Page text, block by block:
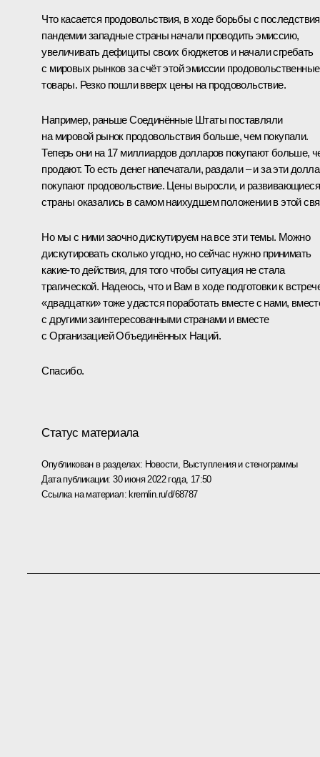
Что касается продовольствия, в ходе борьбы с
пандемии западные страны начали проводить эмиссию,
увеличивать дефициты своих бюджетов и начали сгребать
с мировых рынков за счёт этой эмиссии продовольственные
товары. Резко пошли вверх цены на продовольствие.
Например, раньше Соединённые Штаты поставляли
на мировой рынок продовольствия больше, чем покупали.
Теперь они на 17 миллиардов долларов покупают больше,
продают. То есть денег напечатали, раздали ‒ и за эти
покупают продовольствие. Цены выросли, и развивающиеся
страны оказались в самом наихудшем положении в этой
Но мы с ними заочно дискутируем на все эти темы. Можно
дискутировать сколько угодно, но сейчас нужно принимать
какие-то действия, для того чтобы ситуация не стала
трагической. Надеюсь, что и Вам в ходе подготовки к
«двадцатки» тоже удастся поработать вместе с нами,
с другими заинтересованными странами и вместе
с Организацией Объединённых Наций.
Спасибо.
Статус материала
Опубликован в разделах: Новости, Выступления и стенограммы
Дата публикации:30 июня 2022 года, 17:50
Ссылка на материал: kremlin.ru/d/68787